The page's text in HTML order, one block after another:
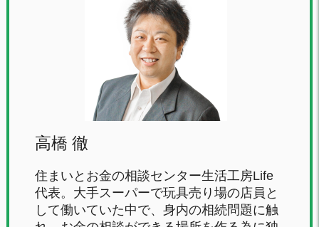
高橋 徹
住まいとお金の相談センター生活工房Life
代表。大手スーパーで玩具売り場の店員と
して働いていた中で、身内の相続問題に触